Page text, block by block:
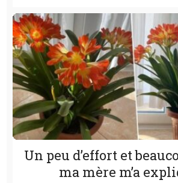
Un peu d’effort et
ma mère m’a